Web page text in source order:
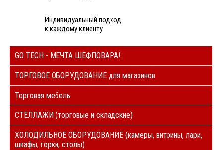
Индивидуальный подход
к каждому клиенту
GO TECH - МЕЧТА ШЕФПОВАРА!
ТОРГОВОЕ ОБОРУДОВАНИЕ для магазинов
Торговая мебель
СТЕЛЛАЖИ (торговые и складские)
ХОЛОДИЛЬНОЕ ОБОРУДОВАНИЕ (камеры, витрины, лари,
шкафы, горки, столы)